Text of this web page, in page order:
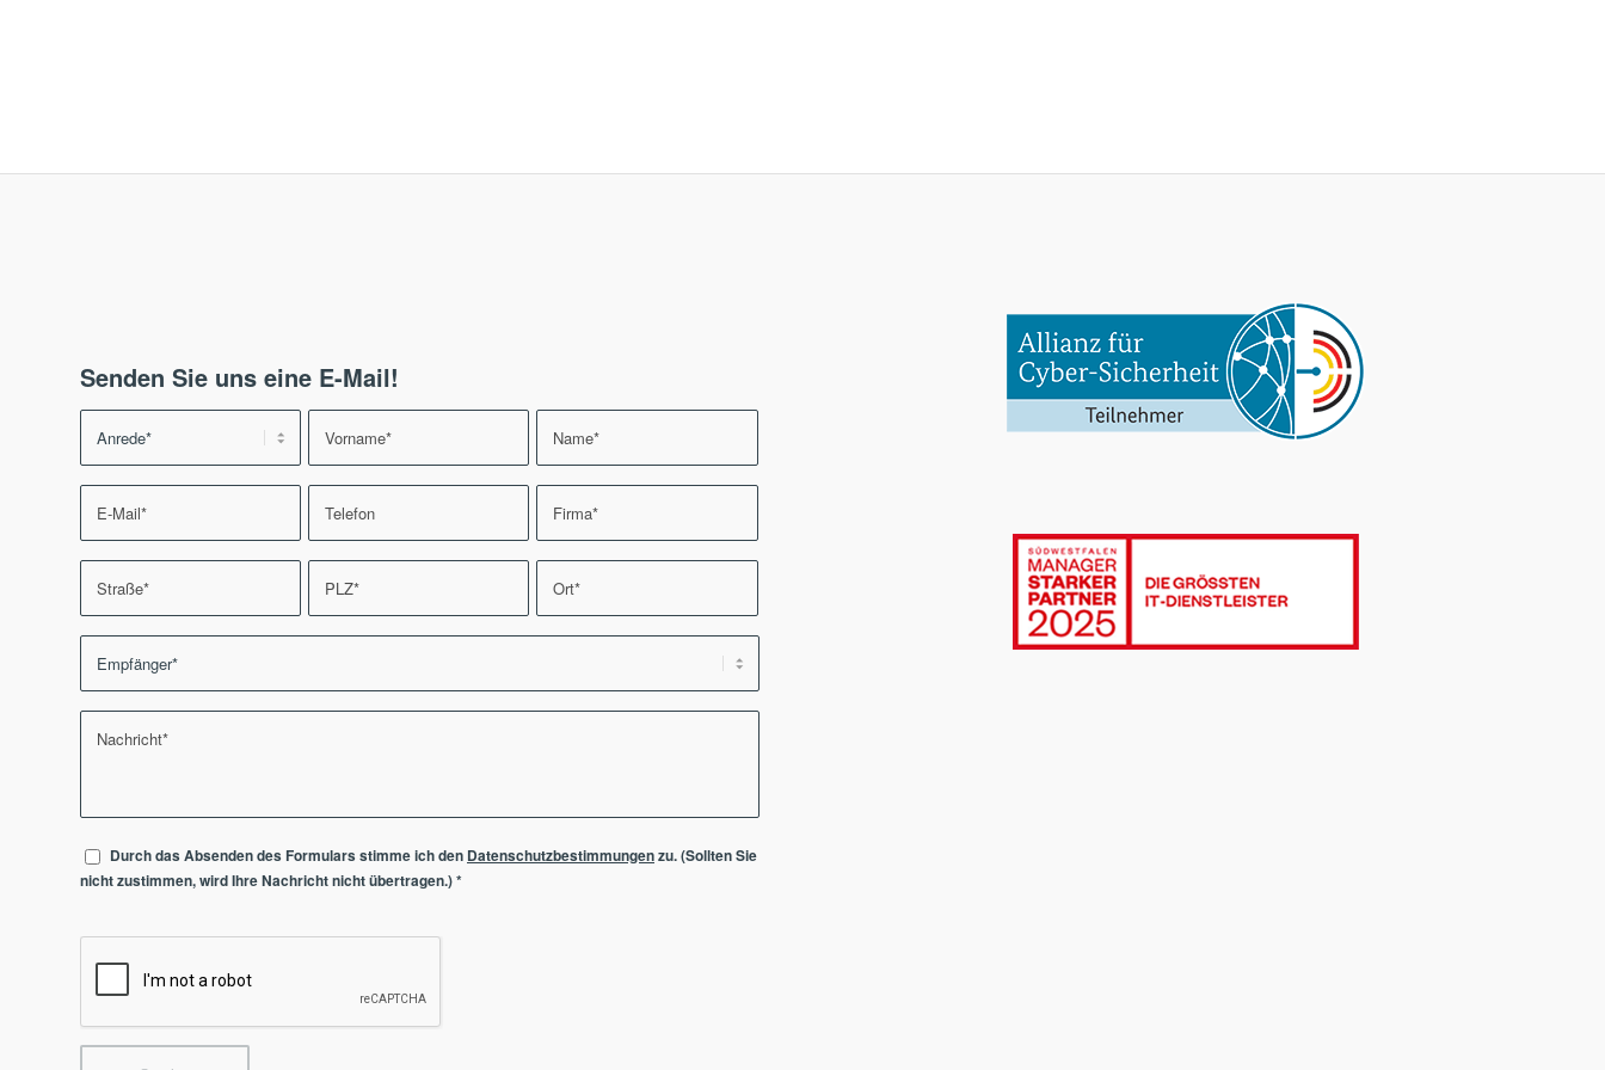
Senden Sie uns eine E-Mail!
Durch das Absenden des Formulars stimme ich den Datenschutzbestimmungenzu. (Sollten Sie
nicht zustimmen, wird Ihre Nachricht nicht übertragen.)*